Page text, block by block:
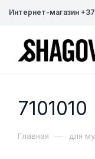
Интернет-магазин
Главная — для